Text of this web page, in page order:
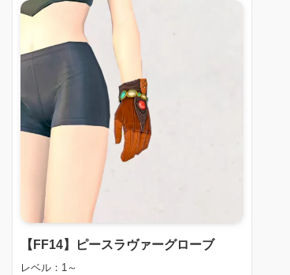
【FF14】ピースラヴァーグローブ
レベル：1～